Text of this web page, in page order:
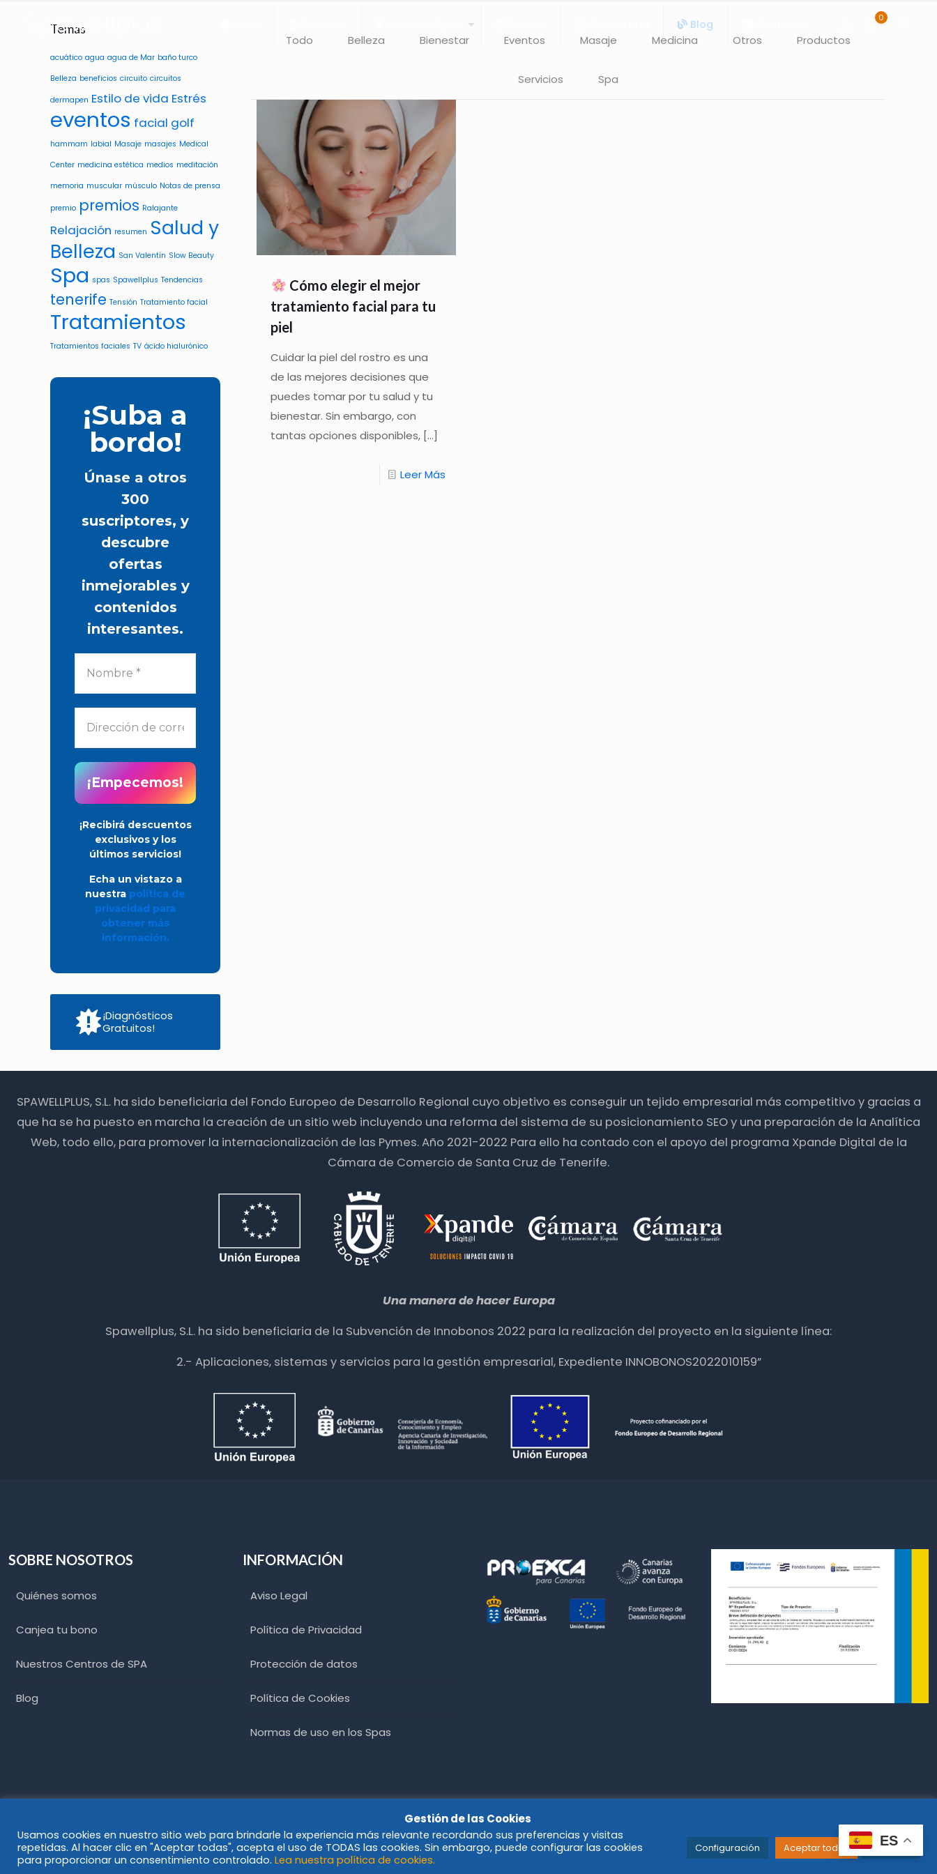
Blog 0
Todo Belleza Bienestar Eventos Masaje Medicina Otros Productos
Servicios Spa
Cómo elegir el mejor
tratamiento facial para tu
piel
Cuidar la piel del rostro es una
de las mejores decisiones que
puedes tomar por tu salud y tu
bienestar. Sin embargo, con
tantas opciones disponibles, […]
Leer Más
Temas
acuático agua agua de Mar baño turco
Belleza beneficios circuito circuitos
dermapen Estilo de vida Estrés
eventos facial golf
hammam labial Masaje masajes Medical
Center medicina estética medios meditación
memoria muscular músculo Notas de prensa
premio premios Ralajante
Relajación resumen Salud y
Belleza San Valentín Slow Beauty
Spa spas Spawellplus Tendencias
tenerife Tensión Tratamiento facial
Tratamientos
Tratamientos faciales TV ácido hialurónico
¡Suba a
bordo!
Únase a otros
300
suscriptores, y
descubre
ofertas
inmejorables y
contenidos
interesantes.
¡Recibirá descuentos
exclusivos y los
últimos servicios!
Echa un vistazo a
nuestra política de
privacidad para
obtener más
información.
¡Diagnósticos
Gratuitos!
SPAWELLPLUS, S.L. ha sido beneficiaria del Fondo Europeo de Desarrollo Regional cuyo objetivo es conseguir un tejido empresarial más competitivo y gracias a
que ha se ha puesto en marcha la creación de un sitio web incluyendo una reforma del sistema de su posicionamiento SEO y una preparación de la Analítica
Web, todo ello, para promover la internacionalización de las Pymes. Año 2021-2022 Para ello ha contado con el apoyo del programa Xpande Digital de la
Cámara de Comercio de Santa Cruz de Tenerife.
Una manera de hacer Europa
Spawellplus, S.L. ha sido beneficiaria de la Subvención de Innobonos 2022 para la realización del proyecto en la siguiente línea:
2.- Aplicaciones, sistemas y servicios para la gestión empresarial, Expediente INNOBONOS2022010159”
SOBRE NOSOTROS
Quiénes somos
Canjea tu bono
Nuestros Centros de SPA
Blog
INFORMACIÓN
Aviso Legal
Política de Privacidad
Protección de datos
Política de Cookies
Normas de uso en los Spas
© Spawellplus 2023
Gestión de las Cookies
Usamos cookies en nuestro sitio web para brindarle la experiencia más relevante recordando sus preferencias y visitas
repetidas. Al hacer clic en "Aceptar todas", acepta el uso de TODAS las cookies. Sin embargo, puede configurar las cookies
para proporcionar un consentimiento controlado. Lea nuestra política de cookies.
Configuración Aceptar todas Leer más
ES